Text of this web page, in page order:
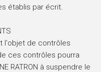
établis par écrit.
l'objet de contrôles
ces contrôles pourra
RATRON à suspendre le